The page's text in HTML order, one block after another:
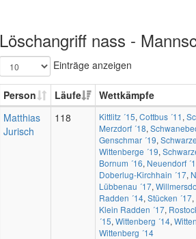
Löschangriff nass -
Einträge anzeigen
Person Läufe
Wettkämpfe
Matthias
Jurisch
118 Kittlitz ´15, Cottbus ´11 ,
Merzdorf ´18,
Genschmar ´19,
Wittenberge ´19,
Bornum ´16, Neuendorf
Doberlug-Kirchhain ´17,
Lübbenau ´17,
Radden ´14, Stücken ´17,
Klein Radden ´17,
´15, Wittenberg ´14,
Wittenberg ´14